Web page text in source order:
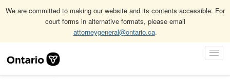
We are committed to making our website and its contents accessible. For
court forms in alternative formats, please email
attorneygeneral@ontario.ca.
Navigation
Accueil
Formules de la Loi sur les infractions provinciales
Archives des formules de la Loi sur les infractions provinciales
5.3